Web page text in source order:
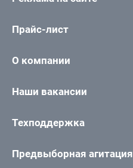
Прайс-лист
О компании
Наши вакансии
Техподдержка
Предвыборная агитация